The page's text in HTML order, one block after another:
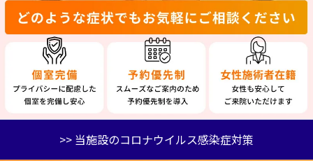
>> 当施設のコロナウイルス感染症対策